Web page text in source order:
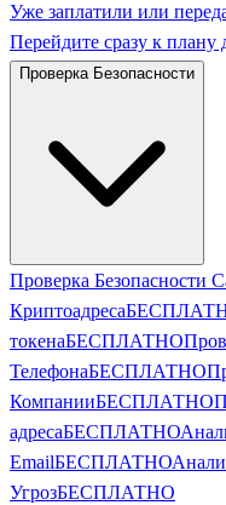
Уже заплатили или
Перейдите сразу к плану
Проверка Безопасности
Проверка Безопасности
Криптоадреса
токенаБЕСПЛАТНО
ТелефонаБЕСПЛАТНО
КомпанииБЕСПЛАТНО
адресаБЕСПЛАТНО
EmailБЕСПЛАТНО
УгрозБЕСПЛАТНО